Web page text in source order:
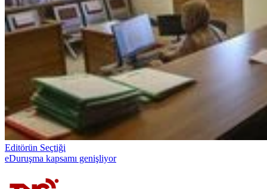
Editörün Seçtiği
eDuruşma kapsamı genişliyor